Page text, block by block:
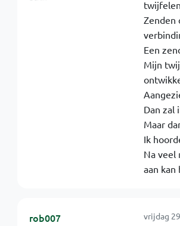
Zenden
Een
Mijn
Dan zal
Maar
Ik
Na veel
aan kan
rob007 vrijdag